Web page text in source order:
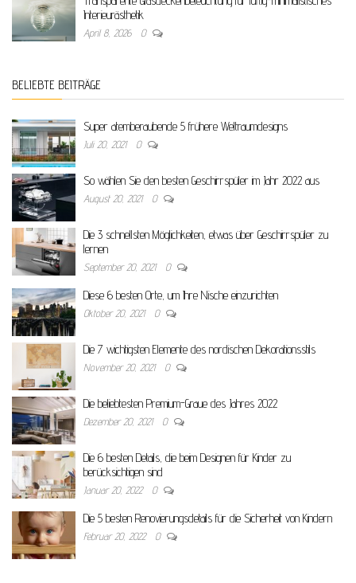
Interieurästhetik
April 8, 2026 0
BELIEBTE BEITRÄGE
Super atemberaubende 5 frühere Weltraumdesigns
Juli 20, 2021 0
So wählen Sie den besten Geschirrspüler im Jahr 2022 aus
August 20, 2021 0
Die 3 schnellsten Möglichkeiten, etwas über Geschirrspüler zu
lernen
September 20, 2021 0
Diese 6 besten Orte, um Ihre Nische einzurichten
Oktober 20, 2021 0
Die 7 wichtigsten Elemente des nordischen Dekorationsstils
November 20, 2021 0
Die beliebtesten Premium-Graue des Jahres 2022
Dezember 20, 2021 0
Die 6 besten Details, die beim Designen für Kinder zu
berücksichtigen sind
Januar 20, 2022 0
Die 5 besten Renovierungsdetails für die Sicherheit von Kindern
Februar 20, 2022 0